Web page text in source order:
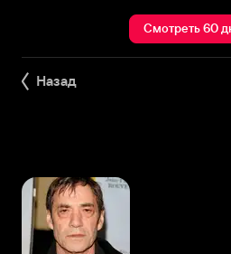
Смотреть 60
Назад